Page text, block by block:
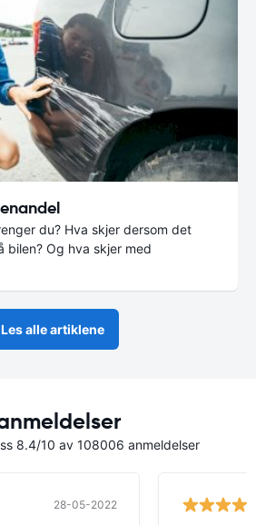
du? Hva skjer dersom det
bilen? Og hva skjer med
Les alle artiklene
8.4/10 av 108006 anmeldelser
28-05-2022